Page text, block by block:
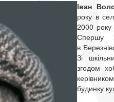
Іван
року в
2000 року
Спершу
в
Зі
згодом
будинку